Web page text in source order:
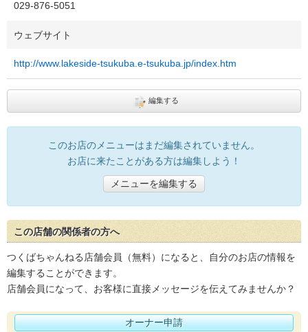
029-876-5051
ウェブサイト
http://www.lakeside-tsukuba.e-tsukuba.jp/index.htm
編集する
このお店のメニューはまだ編集されていません。
お店に来たことがある方は編集しよう！
メニューを編集する
この店舗の関係者の方へ
つくばちゃんねる店舗会員（無料）になると、自分のお店の情報を
編集することができます。
店舗会員になって、お客様に直接メッセージを伝えてみませんか？
オーナー申請